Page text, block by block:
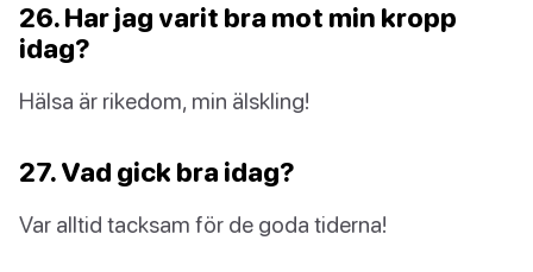
26. Har jag varit bra mot min kropp
idag?
Hälsa är rikedom, min älskling!
27. Vad gick bra idag?
Var alltid tacksam för de goda tiderna!